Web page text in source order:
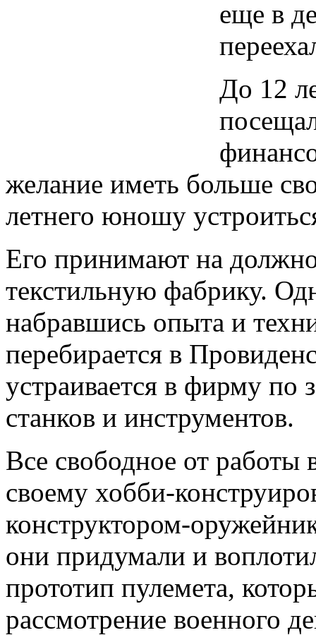
еще в
До 12
желание иметь больше
летнего юношу
Его принимают на
текстильную фабрику.
набравшись опыта и
перебирается в
устраивается в фирму по
станков и инструментов.
Все свободное от работы
своему хобби-
конструктором-
они придумали и
прототип пулемета,
рассмотрение военного